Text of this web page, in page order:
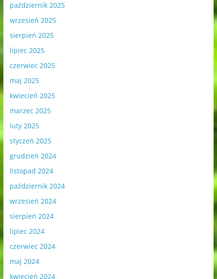
październik 2025
wrzesień 2025
sierpień 2025
lipiec 2025
czerwiec 2025
maj 2025
kwiecień 2025
marzec 2025
luty 2025
styczeń 2025
grudzień 2024
listopad 2024
październik 2024
wrzesień 2024
sierpień 2024
lipiec 2024
czerwiec 2024
maj 2024
kwiecień 2024